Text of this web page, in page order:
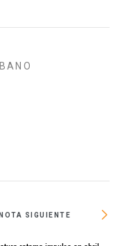
NOTA SIGUIENTE